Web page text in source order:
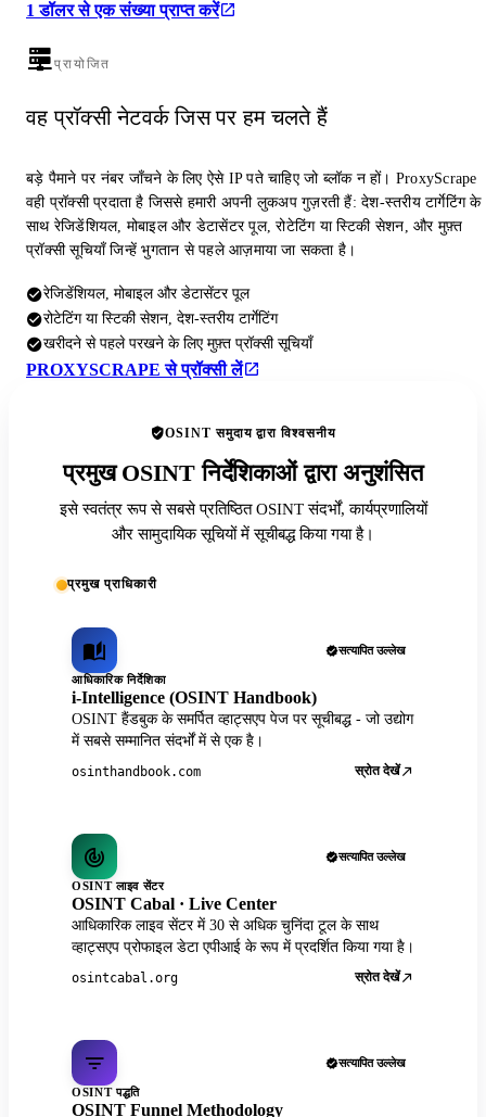
1 डॉलर से एक संख्या प्राप्त करें
प्रायोजित
वह प्रॉक्सी नेटवर्क जिस पर हम चलते हैं
बड़े पैमाने पर नंबर जाँचने के लिए ऐसे IP पते चाहिए जो ब्लॉक न हों। ProxyScrape
वही प्रॉक्सी प्रदाता है जिससे हमारी अपनी लुकअप गुज़रती हैं: देश-स्तरीय टार्गेटिंग के
साथ रेजिडेंशियल, मोबाइल और डेटासेंटर पूल, रोटेटिंग या स्टिकी सेशन, और मुफ़्त
प्रॉक्सी सूचियाँ जिन्हें भुगतान से पहले आज़माया जा सकता है।
रेजिडेंशियल, मोबाइल और डेटासेंटर पूल
रोटेटिंग या स्टिकी सेशन, देश-स्तरीय टार्गेटिंग
खरीदने से पहले परखने के लिए मुफ़्त प्रॉक्सी सूचियाँ
PROXYSCRAPE से प्रॉक्सी लें
OSINT समुदाय द्वारा विश्वसनीय
प्रमुख OSINT निर्देशिकाओं द्वारा अनुशंसित
इसे स्वतंत्र रूप से सबसे प्रतिष्ठित OSINT संदर्भों, कार्यप्रणालियों
और सामुदायिक सूचियों में सूचीबद्ध किया गया है।
प्रमुख प्राधिकारी
सत्यापित उल्लेख
आधिकारिक निर्देशिका
i-Intelligence (OSINT Handbook)
OSINT हैंडबुक के समर्पित व्हाट्सएप पेज पर सूचीबद्ध - जो उद्योग
में सबसे सम्मानित संदर्भों में से एक है।
osinthandbook.com स्रोत देखें
सत्यापित उल्लेख
OSINT लाइव सेंटर
OSINT Cabal · Live Center
आधिकारिक लाइव सेंटर में 30 से अधिक चुनिंदा टूल के साथ
व्हाट्सएप प्रोफाइल डेटा एपीआई के रूप में प्रदर्शित किया गया है।
osintcabal.org स्रोत देखें
सत्यापित उल्लेख
OSINT पद्धति
OSINT Funnel Methodology